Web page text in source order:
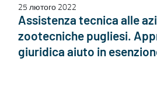
25 лютого 2022
Assistenza tecnica alle
zootecniche pugliesi.
giuridica aiuto in